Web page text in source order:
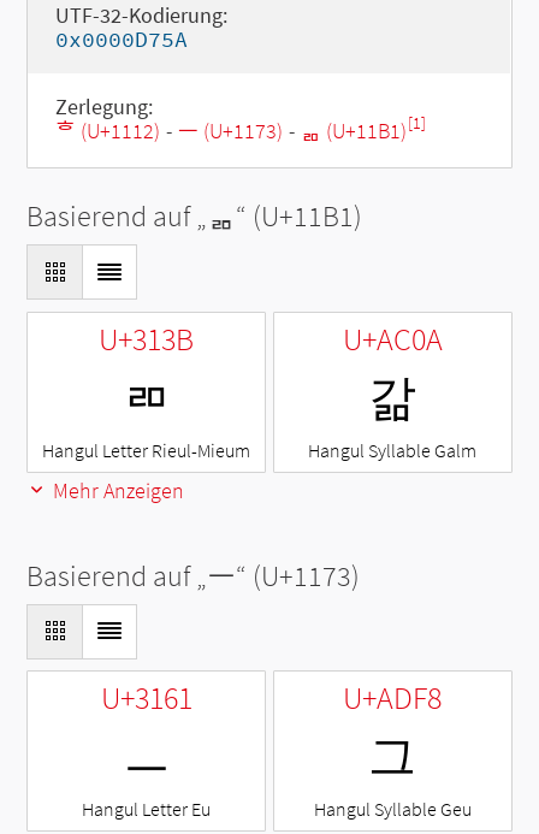
UTF-32-Kodierung:
0x0000D75A
Zerlegung:
ᄒ (U+1112) - ᅳ (U+1173) - ᆱ (U+11B1)[1]
Basierend auf „ᆱ“ (U+11B1)
U+313B
ㄻ
Hangul Letter Rieul-Mieum
U+AC0A
갊
Hangul Syllable Galm
Mehr Anzeigen
Basierend auf „ᅳ“ (U+1173)
U+3161
ㅡ
Hangul Letter Eu
U+ADF8
그
Hangul Syllable Geu